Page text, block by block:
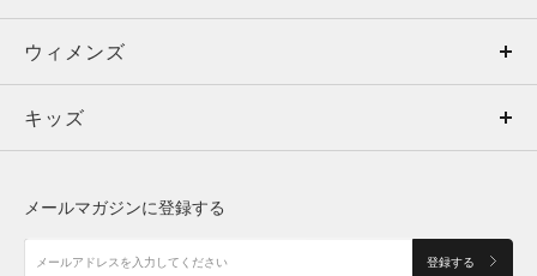
ウィメンズ
キッズ
アクセサリー
トップス
ボトムス
アクセサリー
ウィメンズ
トップス
シューズ
キッズ
メールマガジンに登録する
登録する